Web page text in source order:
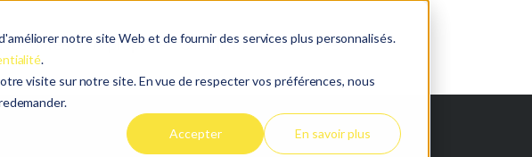
notre site Web et de fournir des services plus personnalisés.
.
visite sur notre site. En vue de respecter vos préférences, nous
Accepter En savoir plus
offres À propos Cas clients Ressources